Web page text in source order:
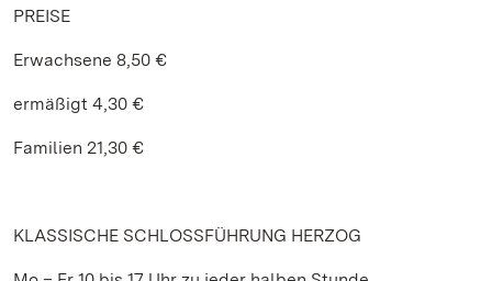
PREISE
Erwachsene 8,50 €
ermäßigt 4,30 €
Familien 21,30 €
KLASSISCHE SCHLOSSFÜHRUNG HERZOG